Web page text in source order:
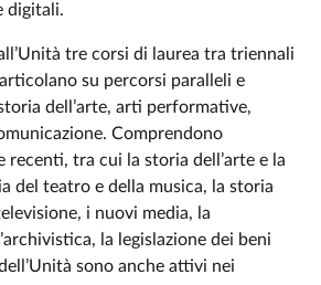
digitali.
tre corsi di laurea tra triennali
su percorsi paralleli e
dell’arte, arti performative,
Comprendono
recenti, tra cui la storia dell’arte e la
del teatro e della musica, la storia
i nuovi media, la
la legislazione dei beni
sono anche attivi nei